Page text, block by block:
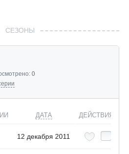
СЕЗОНЫ
0
ДАТА ДЕЙСТВИЯ
12 декабря 2011